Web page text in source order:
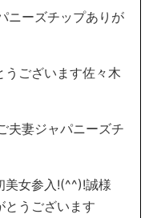
ニーズチップありが
うございます佐々木
夫妻ジャパニーズチ
美女参入!(^^)!誠様
とうございます